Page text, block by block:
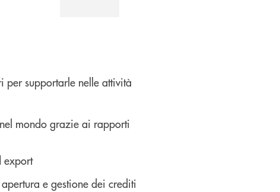
supportarle nelle attività
mondo grazie ai rapporti
export
e gestione dei crediti